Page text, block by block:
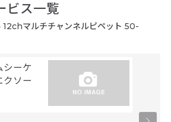
ビス一覧
マルチチャンネルピペット 50-
シーケ
クソー